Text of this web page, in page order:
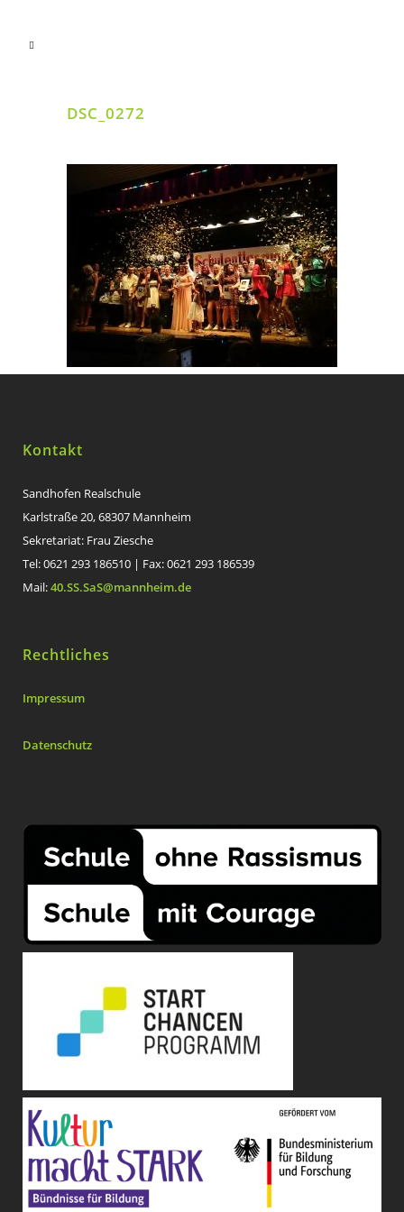
DSC_0272
Kontakt
Sandhofen Realschule
Karlstraße 20, 68307 Mannheim
Sekretariat: Frau Ziesche
Tel: 0621 293 186510 | Fax: 0621 293 186539
Mail:40.SS.SaS@mannheim.de
Rechtliches
Impressum
Datenschutz